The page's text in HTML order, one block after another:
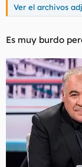
Ver el archivos
Es muy burdo